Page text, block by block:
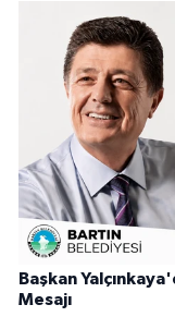
Başkan
Mesajı